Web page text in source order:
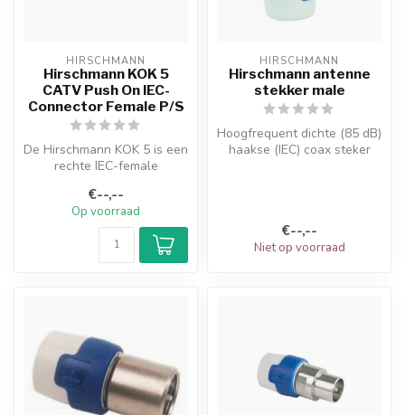
HIRSCHMANN
Hirschmann KOK 5
CATV Push On IEC-
Connector Female P/S
De Hirschmann KOK 5 is een
rechte IEC-female
hoge afscher...
€--,--
Op voorraad
HIRSCHMANN
Hirschmann antenne
stekker male
Hoogfrequent dichte (85 dB)
haakse (IEC) coax steker
€--,--
Niet op voorraad